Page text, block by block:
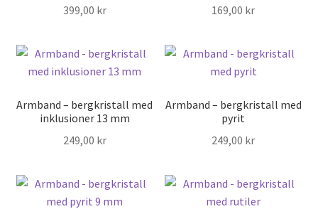
399,00 kr
169,00 kr
Armband – bergkristall med
inklusioner 13 mm
249,00 kr
Armband – bergkristall med
pyrit
249,00 kr